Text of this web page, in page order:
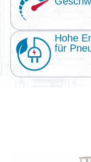
Hohe
für